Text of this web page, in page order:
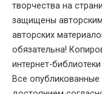
творчества на
защищены
авторских
обязательна!
интернет-
Все